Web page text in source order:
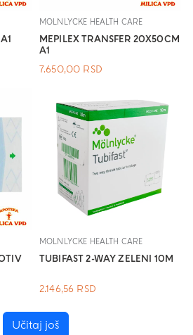
MOLNLYCKE HEALTH CARE
MEPILEX TRANSFER 20X50CM
A1
7.650,00 RSD
MOLNLYCKE HEALTH CARE
TUBIFAST 2-WAY ZELENI 10M
2.146,56 RSD
Učitaj još